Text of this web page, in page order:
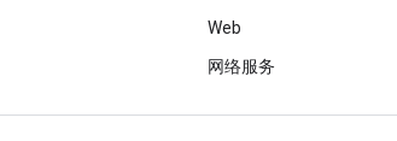
Web
网络服务